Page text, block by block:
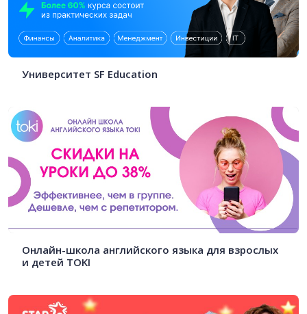
Университет SF Education
Онлайн-школа английского языка для взрослых
и детей TOKI